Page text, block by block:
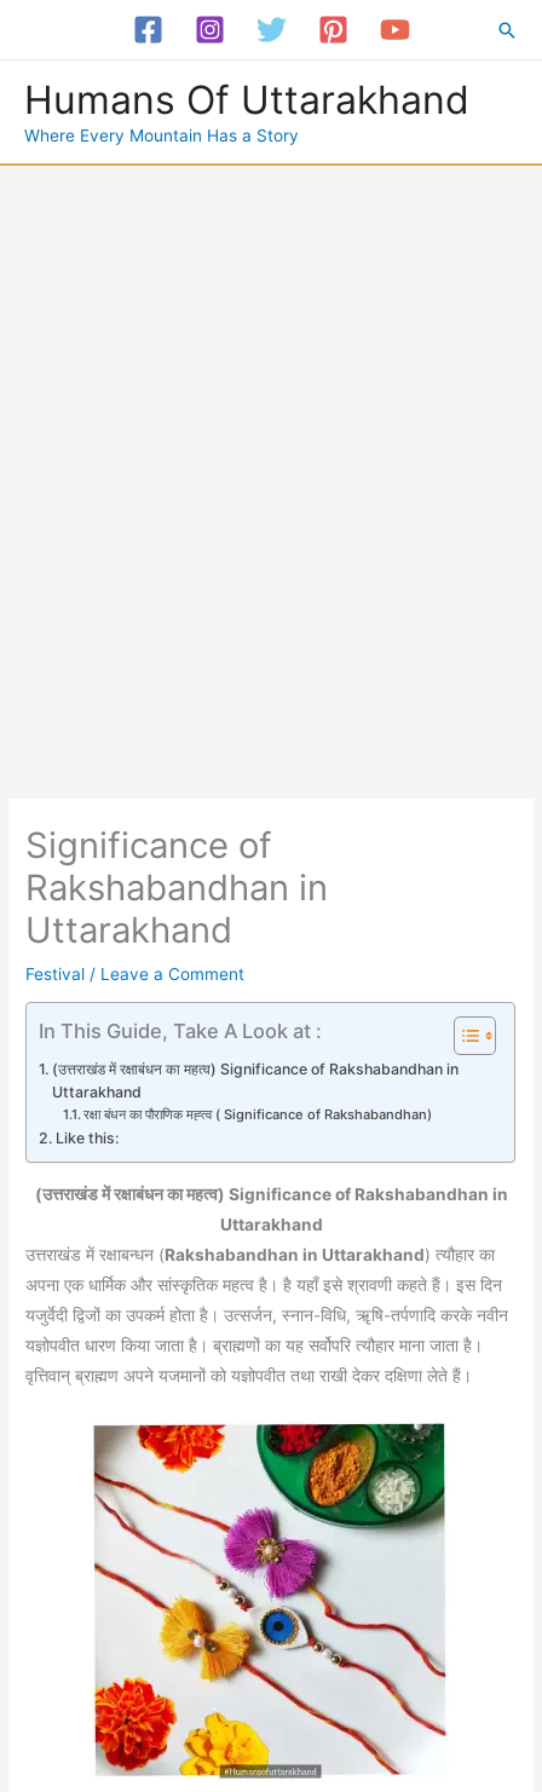
Humans Of Uttarakhand
Where Every Mountain Has a Story
Significance of
Rakshabandhan in
Uttarakhand
Festival / Leave a Comment
In This Guide, Take A Look at :
(उत्तराखंड में रक्षाबंधन का महत्व) Significance of Rakshabandhan in
Uttarakhand
रक्षा बंधन का पौराणिक मह्त्व ( Significance of Rakshabandhan)
Like this:
(उत्तराखंड में रक्षाबंधन का महत्व) Significance of Rakshabandhan in
Uttarakhand
उत्तराखंड में रक्षाबन्धन (Rakshabandhan in Uttarakhand) त्यौहार का
अपना एक धार्मिक और सांस्कृतिक महत्व है। है यहाँ इसे श्रावणी कहते हैं। इस दिन
यजुर्वेदी द्विजों का उपकर्म होता है। उत्सर्जन, स्नान-विधि, ॠषि-तर्पणादि करके नवीन
यज्ञोपवीत धारण किया जाता है। ब्राह्मणों का यह सर्वोपरि त्यौहार माना जाता है।
वृत्तिवान् ब्राह्मण अपने यजमानों को यज्ञोपवीत तथा राखी देकर दक्षिणा लेते हैं।